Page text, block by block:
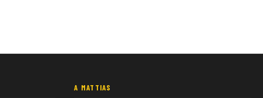
A MATTIAS